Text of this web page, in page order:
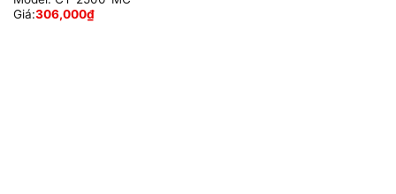
Giá:306,000₫